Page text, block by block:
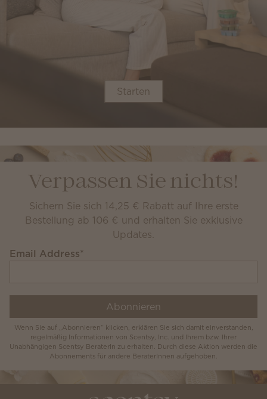
Starten
Verpassen Sie nichts!
Sichern Sie sich 14,25 € Rabatt auf Ihre erste
Bestellung ab 106 € und erhalten Sie exklusive
Updates.
Email Address*
Abonnieren
Wenn Sie auf „Abonnieren“ klicken, erklären Sie sich damit einverstanden,
regelmäßig Informationen von Scentsy, Inc. und Ihrem bzw. Ihrer
Unabhängigen Scentsy BeraterIn zu erhalten. Durch diese Aktion werden die
Abonnements für andere BeraterInnen aufgehoben.